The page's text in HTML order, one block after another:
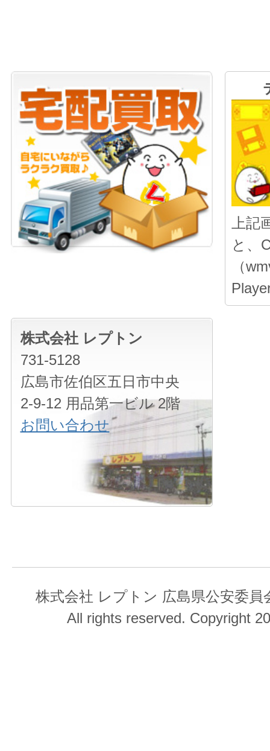
上
と、
（
株式会社 レプトン
731-5128
広島市佐伯区五日市中央
2-9-12 用品第一ビル 2階
お問い合わせ
株式会社 レプトン 広島県公安委員
All rights reserved. Copyright